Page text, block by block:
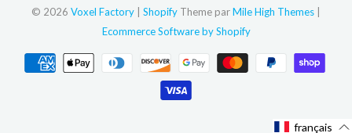
© 2026 Voxel Factory | Shopify Theme parMile High Themes |
Ecommerce Software by Shopify
français